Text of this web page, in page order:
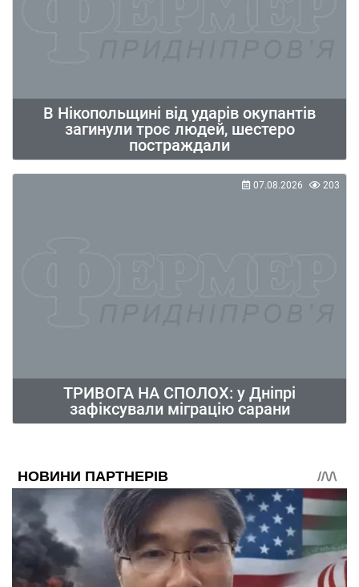
В Нікопольщині від ударів окупантів
загинули троє людей, шестеро
постраждали
ТРИВОГА НА СПОЛОХ: у Дніпрі
зафіксували міграцію сарани
07.08.2026 203